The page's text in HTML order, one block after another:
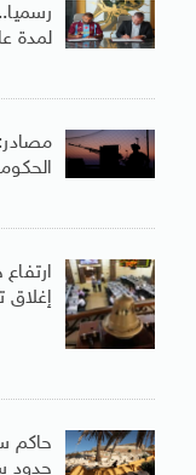
لمدة
إغلاق
حدود